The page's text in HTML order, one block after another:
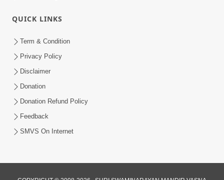
QUICK LINKS
Term & Condition
Privacy Policy
Disclaimer
Donation
Donation Refund Policy
Feedback
SMVS On Internet